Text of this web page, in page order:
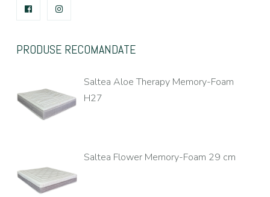
FACEBOOK
PRODUSE RECOMANDATE
Saltea Aloe Therapy Memory-Foam
H27
Saltea Flower Memory-Foam 29 cm